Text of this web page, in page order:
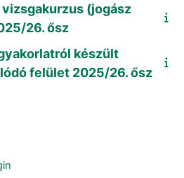
(jogász
26. ősz
készült
felület 2025/26. ősz